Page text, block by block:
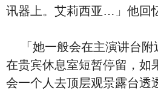
讯器上。艾莉西亚…」他回
「她一般会在主演讲台附
在贵宾休息室短暂停留，如
会一个人去顶层观景露台透